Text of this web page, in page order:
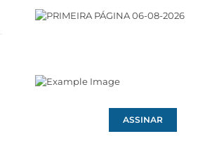
ASSINAR